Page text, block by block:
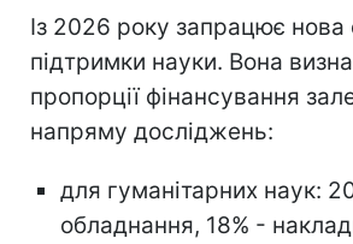
Із 2026 року запрацює
підтримки науки. Вона
пропорції фінансування
напряму досліджень:
для гуманітарних наук:
обладнання, 18% -